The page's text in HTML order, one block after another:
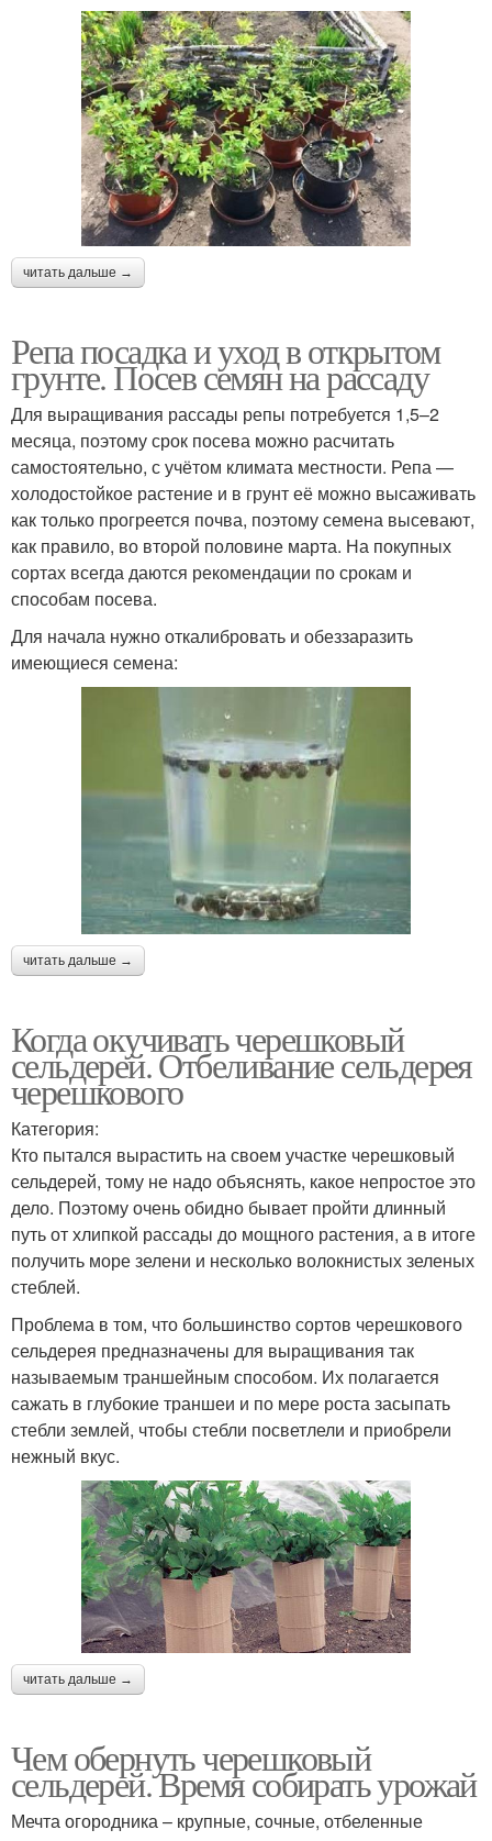
читать дальше →
Репа посадка и уход в открытом
грунте. Посев семян на рассаду
Для выращивания рассады репы потребуется 1,5–2
месяца, поэтому срок посева можно расчитать
самостоятельно, с учётом климата местности. Репа —
холодостойкое растение и в грунт её можно высаживать
как только прогреется почва, поэтому семена высевают,
как правило, во второй половине марта. На покупных
сортах всегда даются рекомендации по срокам и
способам посева.
Для начала нужно откалибровать и обеззаразить
имеющиеся семена:
читать дальше →
Когда окучивать черешковый
сельдерей. Отбеливание сельдерея
черешкового
Категория:
Кто пытался вырастить на своем участке черешковый
сельдерей, тому не надо объяснять, какое непростое это
дело. Поэтому очень обидно бывает пройти длинный
путь от хлипкой рассады до мощного растения, а в итоге
получить море зелени и несколько волокнистых зеленых
стеблей.
Проблема в том, что большинство сортов черешкового
сельдерея предназначены для выращивания так
называемым траншейным способом. Их полагается
сажать в глубокие траншеи и по мере роста засыпать
стебли землей, чтобы стебли посветлели и приобрели
нежный вкус.
читать дальше →
Чем обернуть черешковый
сельдерей. Время собирать урожай
Мечта огородника – крупные, сочные, отбеленные